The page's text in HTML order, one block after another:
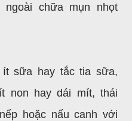
chữa mụn nhọt
sữa hay tắc tia sữa,
non hay dái mít, thái
hoặc nấu canh với